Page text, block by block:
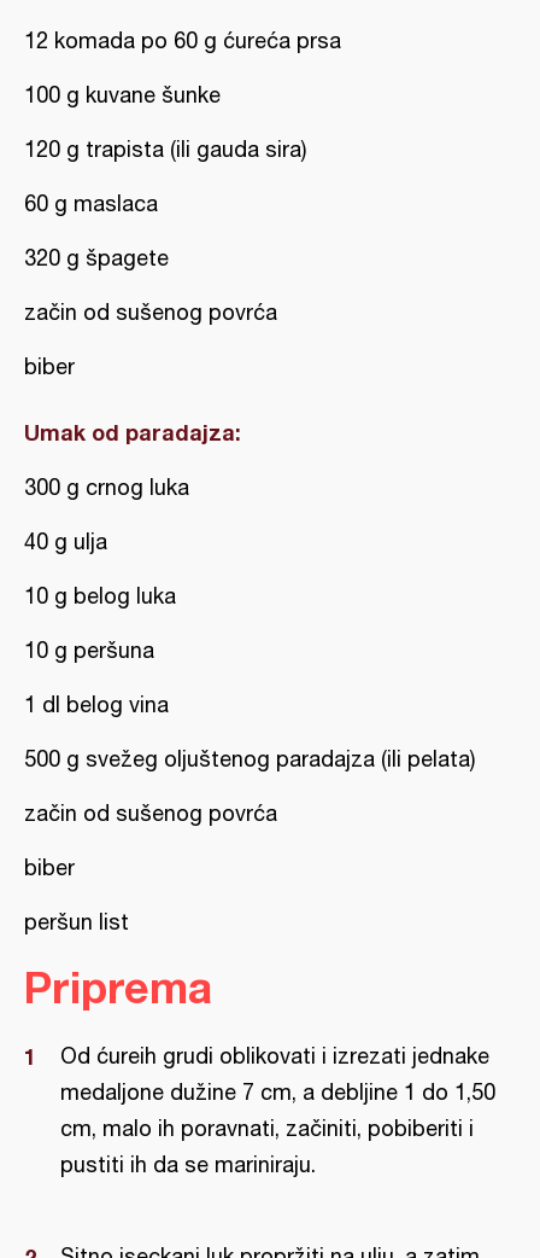
12 komada po 60 g ćureća prsa
100 g kuvane šunke
120 g trapista (ili gauda sira)
60 g maslaca
320 g špagete
začin od sušenog povrća
biber
Umak od paradajza:
300 g crnog luka
40 g ulja
10 g belog luka
10 g peršuna
1 dl belog vina
500 g svežeg oljuštenog paradajza (ili pelata)
začin od sušenog povrća
biber
peršun list
Priprema
Od ćureih grudi oblikovati i izrezati jednake
medaljone dužine 7 cm, a debljine 1 do 1,50
cm, malo ih poravnati, začiniti, pobiberiti i
pustiti ih da se mariniraju.